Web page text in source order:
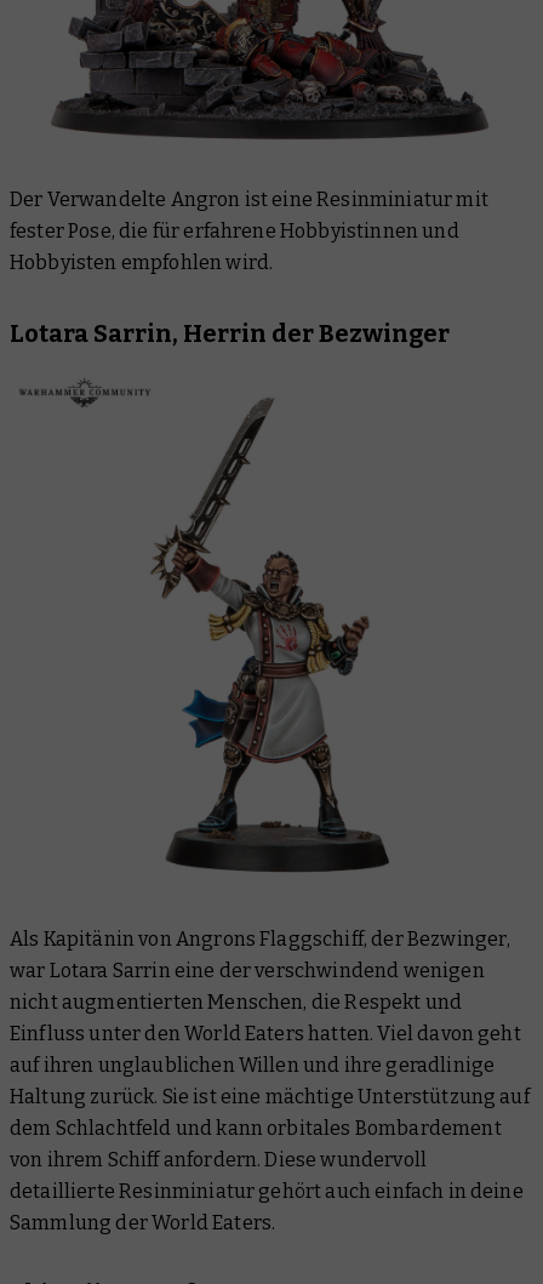
Der Verwandelte Angron ist eine Resinminiatur mit
fester Pose, die für erfahrene Hobbyistinnen und
Hobbyisten empfohlen wird.
Lotara Sarrin, Herrin derBezwinger
Als Kapitänin von Angrons Flaggschiff, derBezwinger,
war Lotara Sarrin eine der verschwindend wenigen
nicht augmentierten Menschen, die Respekt und
Einfluss unter den World Eaters hatten. Viel davon geht
auf ihren unglaublichen Willen und ihre geradlinige
Haltung zurück. Sie ist eine mächtige Unterstützung auf
dem Schlachtfeld und kann orbitales Bombardement
von ihrem Schiff anfordern. Diese wundervoll
detaillierte Resinminiatur gehört auch einfach in deine
Sammlung der World Eaters.